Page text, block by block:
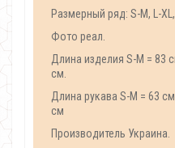
Размерный ряд: S-M, L-XL,
Фото реал.
Длина изделия S-M = 83
см.
Длина рукава S-M = 63
см
Производитель Украина.